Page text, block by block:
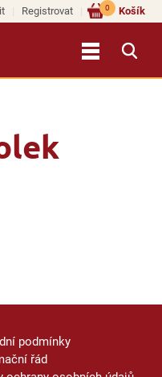
Registrovat Košík
0
podmínky
řád